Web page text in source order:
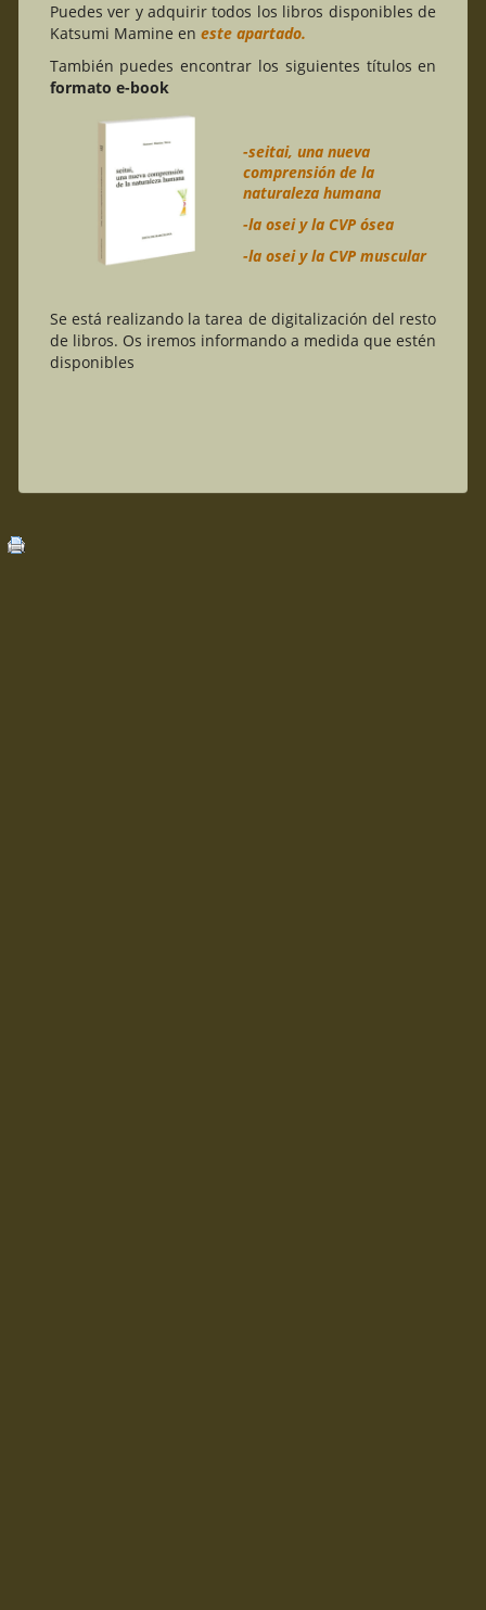
Puedes ver y adquirir todos los libros disponibles de
Katsumi Mamine en este apartado.
También puedes encontrar los siguientes títulos en
formato e-book
-seitai, una nueva
comprensión de la
naturaleza humana
-la osei y la CVP ósea
-la osei y la CVP muscular
Se está realizando la tarea de digitalización del resto
de libros. Os iremos informando a medida que estén
disponibles